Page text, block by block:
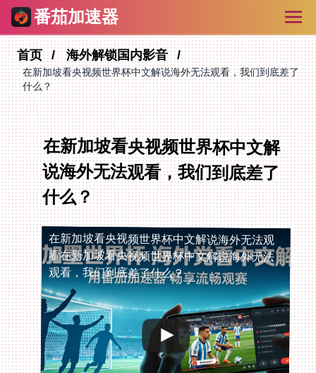
番茄加速器
首页 海外解锁国内影音
在新加坡看央视频世界杯中文解说海外无法观看，我们到底差了
什么？
在新加坡看央视频世界杯中文解
说海外无法观看，我们到底差了
什么？
在新加坡看央视频世界杯中文解说海外无法观
看在新加坡看央视频世界杯中文解说海外无法
观看，我们到底差了什么？